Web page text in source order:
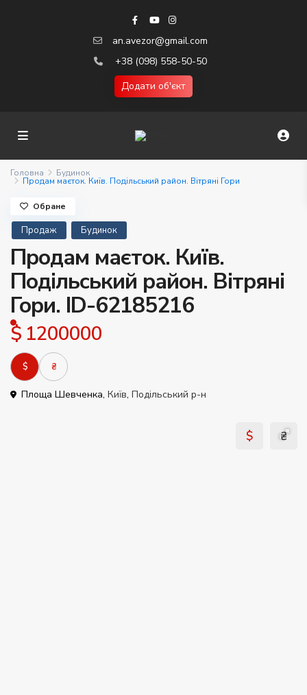
an.avezor@gmail.com
+38 (098) 558-50-50
Додати об'єкт
Головна Будинок
Продам маєток. Київ. Подільський район. Вітряні Гори
Продаж Будинок
Продам маєток. Київ.
Подільський район. Вітряні
Гори. ID-62185216
$ 1200000
$ ₴
Площа Шевченка, Київ, Подільський р-н
Обране
$ ₴